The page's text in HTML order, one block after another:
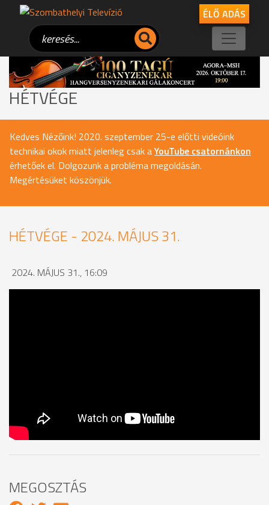
ÉLŐ ADÁS
HÉTVÉGE
Kedves Nézőink! 2020. szeptember 25-e előtti videóink
technikai okok miatt jelenleg csak aYouTube csatornánkon
érhetőek el. Dolgozunk a probléma megoldásán.
Megértésüket köszönjük.
HÉTVÉGE - 2024. MÁJUS 31.
2024. MÁJUS 31., 16:09
MEGOSZTÁS